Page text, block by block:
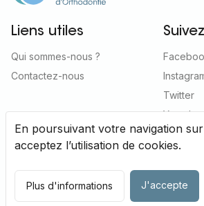
En poursuivant votre navigation
acceptez l’utilisation de cookies.
Plus d'informations J'accepte
Liens utiles
Qui sommes-nous ?
Contactez-nous
Twitter
Youtube
2020 © FFO
réservés
Mentions
légales